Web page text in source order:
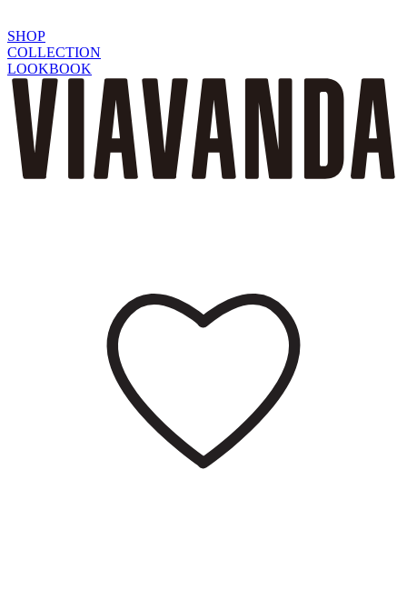
SHOP
COLLECTION
LOOKBOOK